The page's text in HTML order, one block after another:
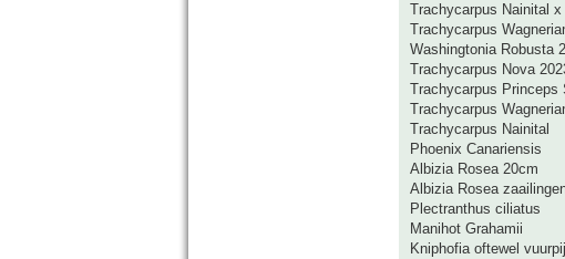
Trachycarpus Nainital
Trachycarpus
Washingtonia Robusta
Trachycarpus Nova
Trachycarpus Princeps
Trachycarpus
Trachycarpus Nainital
Phoenix Canariensis
Albizia Rosea 20cm
Albizia Rosea
Plectranthus ciliatus
Manihot Grahamii
Kniphofia oftewel vuurpijl